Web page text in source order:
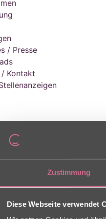
Zustimmung
Diese Webseite verwendet
/ Presse
Kontakt
6